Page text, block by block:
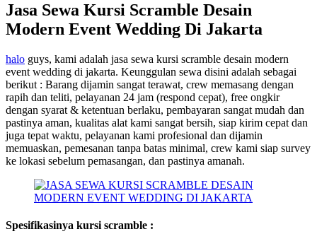
Jasa Sewa Kursi Scramble Desain
Modern Event Wedding Di Jakarta
halo guys, kami adalah jasa sewa kursi scramble desain modern
event wedding di jakarta. Keunggulan sewa disini adalah sebagai
berikut : Barang dijamin sangat terawat, crew memasang dengan
rapih dan teliti, pelayanan 24 jam (respond cepat), free ongkir
dengan syarat & ketentuan berlaku, pembayaran sangat mudah dan
pastinya aman, kualitas alat kami sangat bersih, siap kirim cepat dan
juga tepat waktu, pelayanan kami profesional dan dijamin
memuaskan, pemesanan tanpa batas minimal, crew kami siap survey
ke lokasi sebelum pemasangan, dan pastinya amanah.
Spesifikasinya kursi scramble :